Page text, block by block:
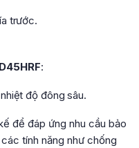
trước.
:
độ đông sâu.
để đáp ứng nhu cầu bảo
tính năng như chống